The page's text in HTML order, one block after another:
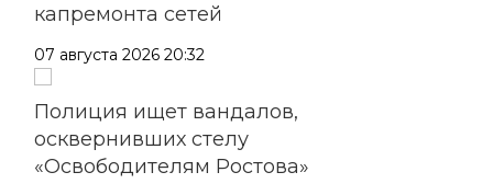
капремонта сетей
07 августа 2026 20:32
Полиция ищет вандалов,
осквернивших стелу
«Освободителям Ростова»